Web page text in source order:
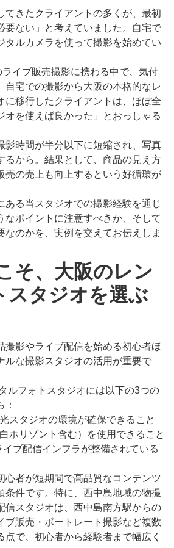
てきたクライアントの多くが、最初
要ない」と考えていました。自宅で
タルカメラを使って撮影を始めてい
イブ販売撮影に携わる中で、気付
自宅での撮影から大阪の本格的なレ
に移行したクライアントは、ほぼ全
オを使えば良かった」とおっしゃる
影時間が半分以下に短縮され、写真
るから。結果として、商品の見え方
売の売上も向上するという好循環が
ある当スタジオでの撮影経験を通じ
なポイントに注意すべきか、そして
なのかを、実例を交えてお伝えしま
そ、大阪のレン
スタジオを選ぶ
撮影やライブ配信を始める初心者ほ
ルな撮影スタジオの活用が重要で
ルフォトスタジオには以下の3つの
スタジオの環境が確保できること
ホリゾント含む）を使用できること
ブ配信インフラが整備されている
心者が短期間で高品質なコンテンツ
条件です。特に、西中島地域の物撮
信スタジオは、西中島南方駅からの
ブ販売・ポートレート撮影など複数
点で、初心者から経験者まで幅広く